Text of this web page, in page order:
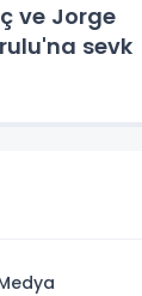
ve Jorge
sevk